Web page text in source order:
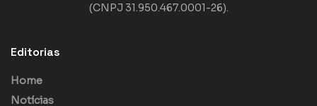
(CNPJ 31.950.467.0001-26).
Editorias
Home
Notícias